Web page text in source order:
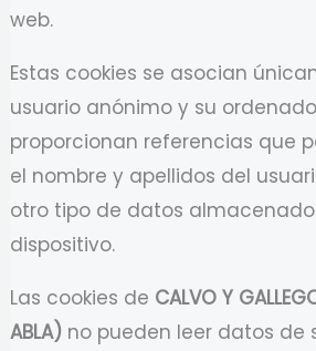
web.
Estas cookies se asocian
usuario anónimo y su
proporcionan referencias que
el nombre y apellidos del
otro tipo de datos
dispositivo.
Las cookies de CALVO Y
ABLA) no pueden leer datos de